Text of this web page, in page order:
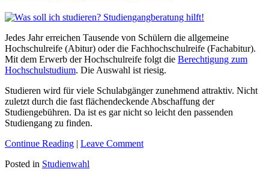
Jedes Jahr erreichen Tausende von Schülern die allgemeine
Hochschulreife (Abitur) oder die Fachhochschulreife (Fachabitur).
Mit dem Erwerb der Hochschulreife folgt die Berechtigung zum
Hochschulstudium. Die Auswahl ist riesig.
Studieren wird für viele Schulabgänger zunehmend attraktiv. Nicht
zuletzt durch die fast flächendeckende Abschaffung der
Studiengebühren. Da ist es gar nicht so leicht den passenden
Studiengang zu finden.
Continue Reading | Leave Comment
Posted in Studienwahl